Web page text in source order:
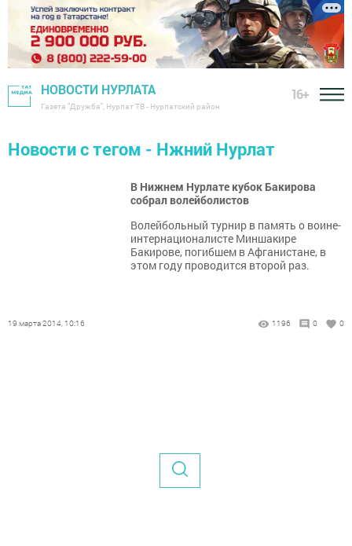
НОВОСТИ НУРЛАТА
Газета "Дружба", Нурлат ТВ - Нурлатский район
16+
Новости с тегом - Нжний Нурлат
В Нижнем Нурлате кубок Бакирова
собрал волейболистов
Волейбольный турнир в память о воине-
интернационалисте Миншакире
Бакирове, погибшем в Афганистане, в
этом году проводится второй раз.
19 марта 2014, 10:16 1196 0 0